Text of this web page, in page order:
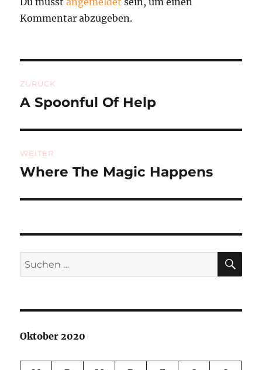
Kommentar abzugeben.
ZURÜCK
Vorheriger
A Spoonful Of Help
WEITER
Nächster
Where The Magic Happens
Suchen
nach:
Oktober 2020